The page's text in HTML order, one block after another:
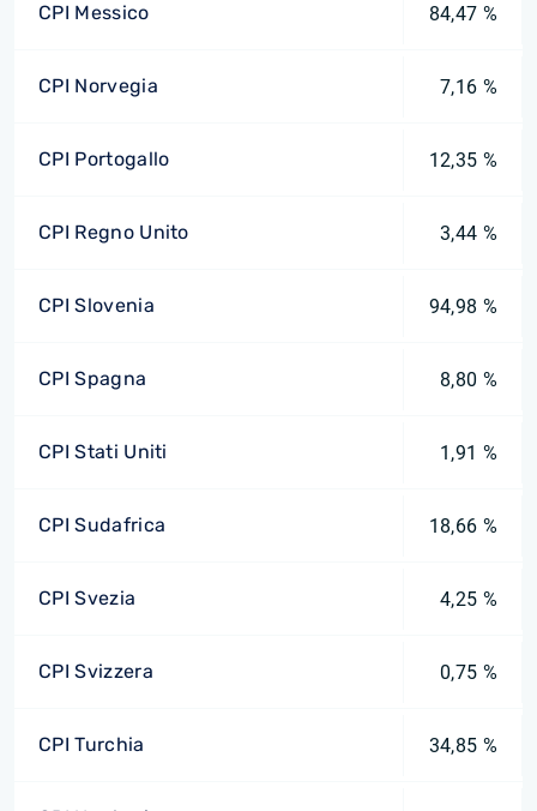
CPI Messico 84,47 %
CPI Norvegia 7,16 %
CPI Portogallo 12,35 %
CPI Regno Unito 3,44 %
CPI Slovenia 94,98 %
CPI Spagna 8,80 %
CPI Stati Uniti 1,91 %
CPI Sudafrica 18,66 %
CPI Svezia 4,25 %
CPI Svizzera 0,75 %
CPI Turchia 34,85 %